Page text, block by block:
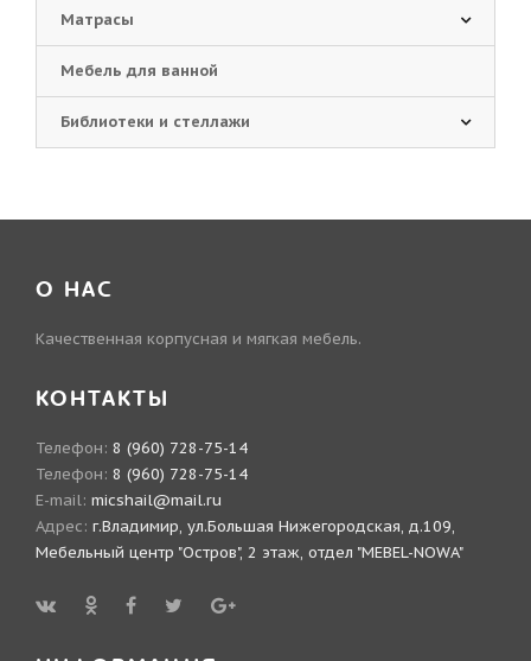
Матрасы
Мебель для ванной
Библиотеки и стеллажи
О НАС
Качественная корпусная и мягкая мебель.
КОНТАКТЫ
Телефон: 8 (960) 728-75-14
Телефон: 8 (960) 728-75-14
E-mail: micshail@mail.ru
Адрес: г.Владимир, ул.Большая Нижегородская, д.109,
Мебельный центр "Остров", 2 этаж, отдел "MEBEL-NOWA"